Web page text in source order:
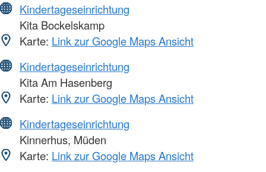
Kindertageseinrichtung
Kita Bockelskamp
Karte: Link zur Google Maps Ansicht
Kindertageseinrichtung
Kita Am Hasenberg
Karte: Link zur Google Maps Ansicht
Kindertageseinrichtung
Kinnerhus, Müden
Karte: Link zur Google Maps Ansicht